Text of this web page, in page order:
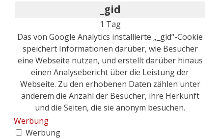
_gid
1 Tag
Das von Google Analytics installierte „_gid“-Cookie
speichert Informationen darüber, wie Besucher
eine Webseite nutzen, und erstellt darüber hinaus
einen Analysebericht über die Leistung der
Webseite. Zu den erhobenen Daten zählen unter
anderem die Anzahl der Besucher, ihre Herkunft
und die Seiten, die sie anonym besuchen.
Werbung
Werbung